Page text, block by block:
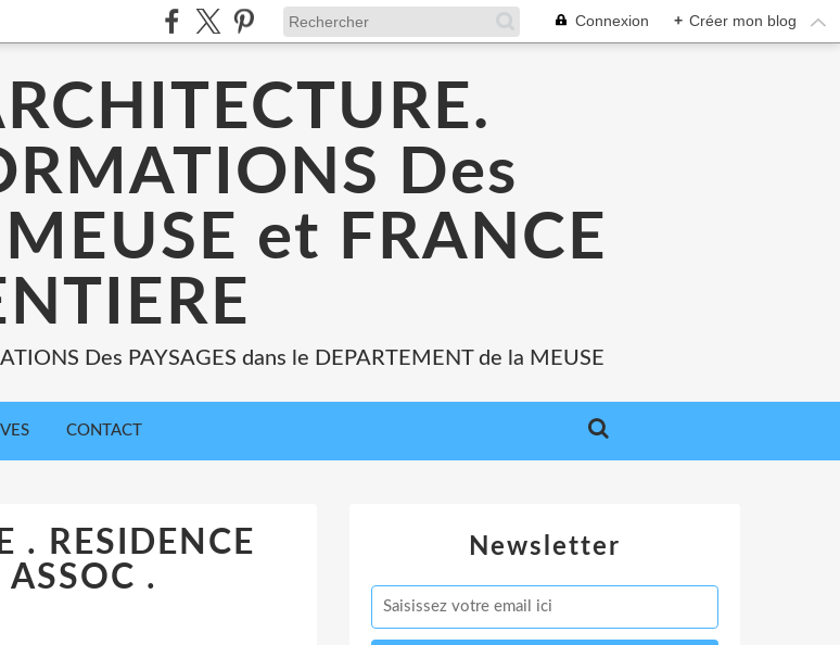
Connexion + Créer mon blog
Des
MEUSE et FRANCE
Des PAYSAGES dans le DEPARTEMENT de la MEUSE
CONTACT
. RESIDENCE
ASSOC .
Newsletter